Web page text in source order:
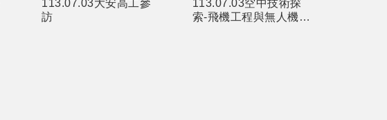
113.07.03大安高工參
訪
113.07.03空中技術探
索-飛機工程與無人機研